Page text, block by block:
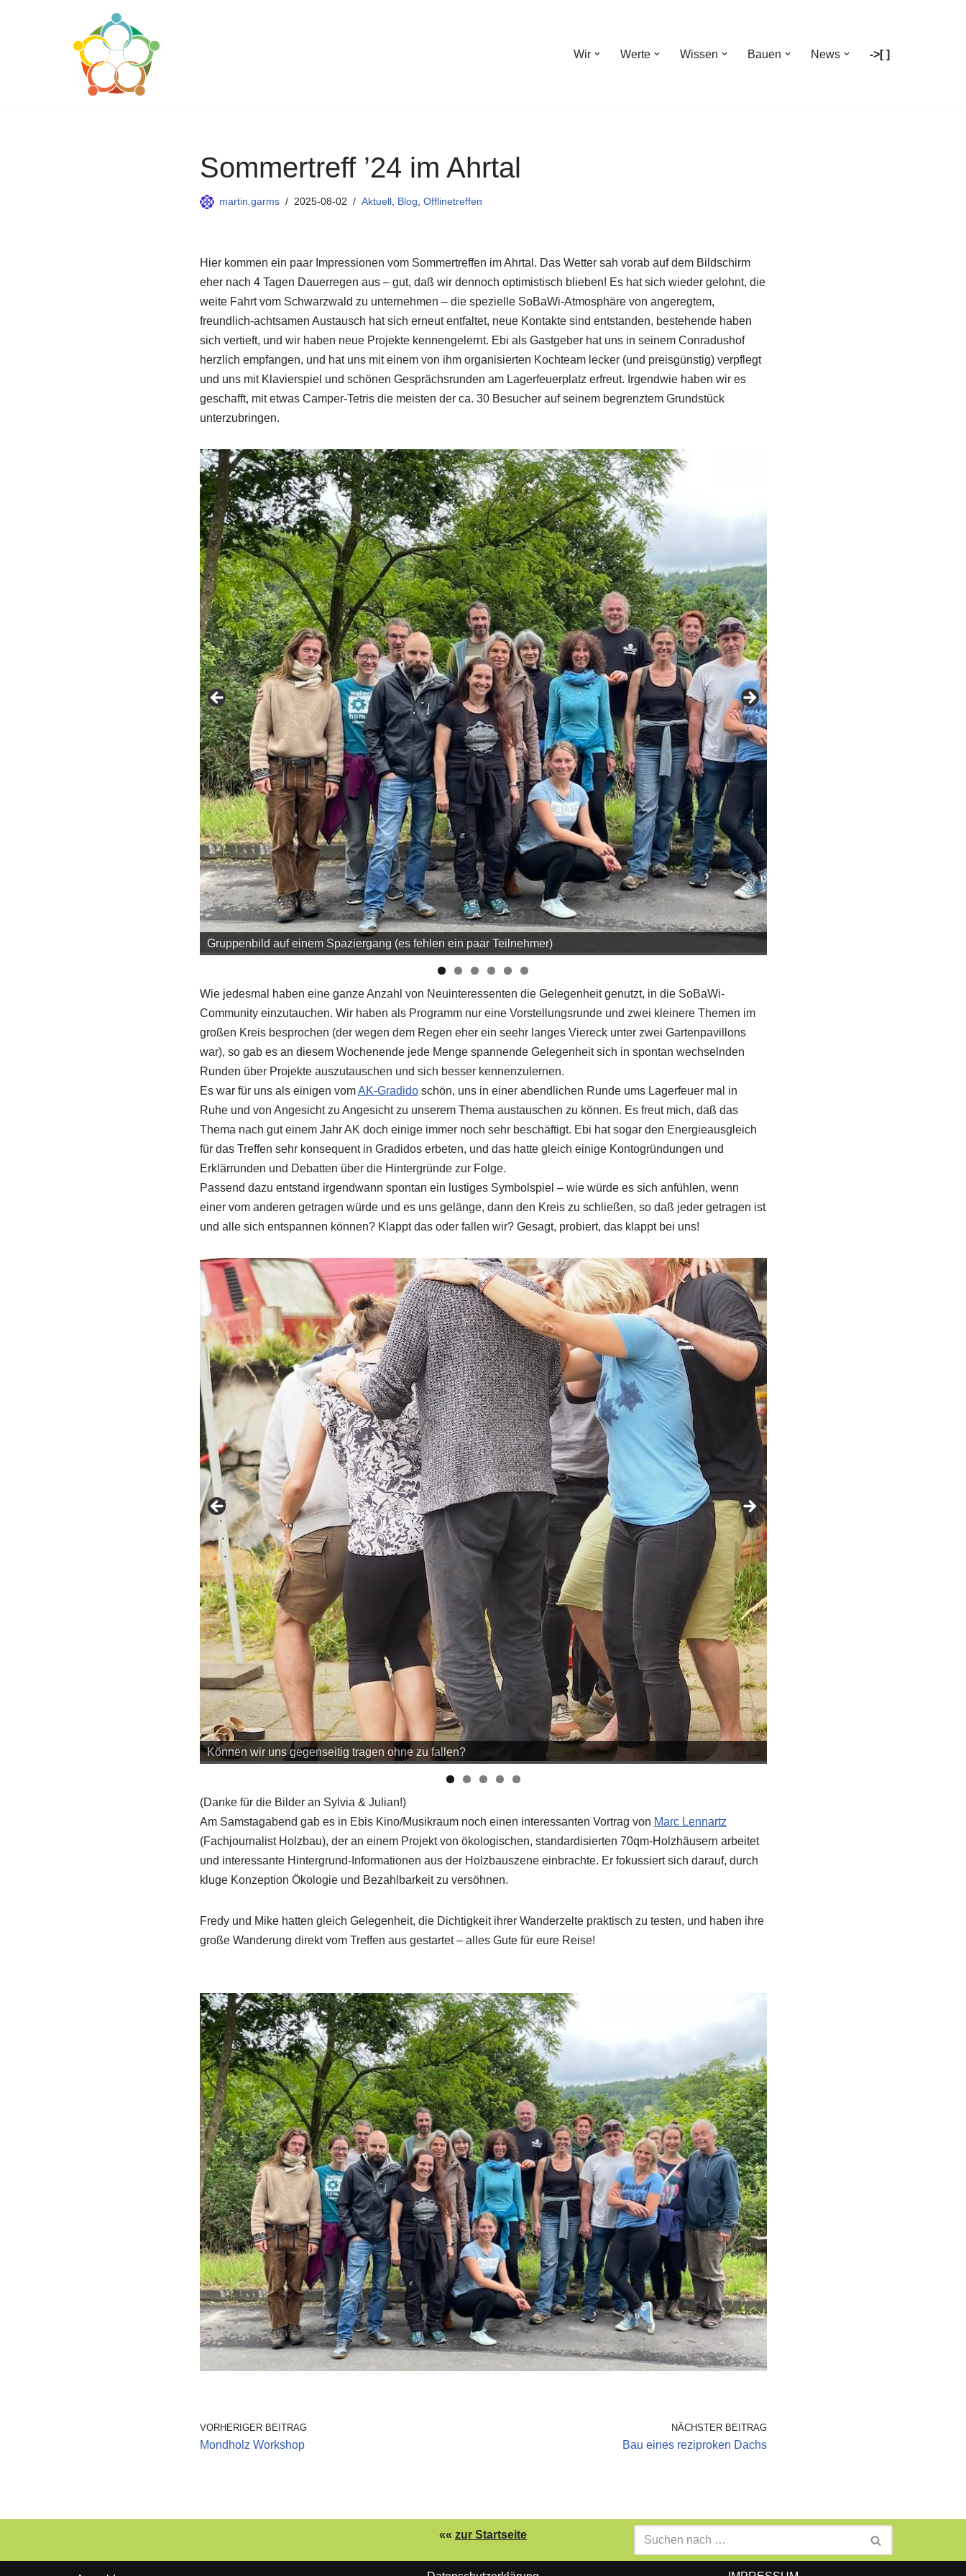
Wir Werte Wissen Bauen News ->[ ]
Sommertreff ’24 im Ahrtal
martin.garms 2025-08-02 Aktuell, Blog Offlinetreffen
Hier kommen ein paar Impressionen vom Sommertreffen im Ahrtal. Das Wetter sah vorab auf dem Bildschirm
eher nach 4 Tagen Dauerregen aus – gut, daß wir dennoch optimistisch blieben! Es hat sich wieder gelohnt, die
weite Fahrt vom Schwarzwald zu unternehmen – die spezielle SoBaWi-Atmosphäre von angeregtem,
freundlich-achtsamen Austausch hat sich erneut entfaltet, neue Kontakte sind entstanden, bestehende haben
sich vertieft, und wir haben neue Projekte kennengelernt. Ebi als Gastgeber hat uns in seinem Conradushof
herzlich empfangen, und hat uns mit einem von ihm organisierten Kochteam lecker (und preisgünstig) verpflegt
und uns mit Klavierspiel und schönen Gesprächsrunden am Lagerfeuerplatz erfreut. Irgendwie haben wir es
geschafft, mit etwas Camper-Tetris die meisten der ca. 30 Besucher auf seinem begrenztem Grundstück
unterzubringen.
Gruppenbild auf einem Spaziergang (es fehlen ein paar Teilnehmer)
Wie jedesmal haben eine ganze Anzahl von Neuinteressenten die Gelegenheit genutzt, in die SoBaWi-
Community einzutauchen. Wir haben als Programm nur eine Vorstellungsrunde und zwei kleinere Themen im
großen Kreis besprochen (der wegen dem Regen eher ein seehr langes Viereck unter zwei Gartenpavillons
war), so gab es an diesem Wochenende jede Menge spannende Gelegenheit sich in spontan wechselnden
Runden über Projekte auszutauschen und sich besser kennenzulernen.
Es war für uns als einigen vomAK-Gradidoschön, uns in einer abendlichen Runde ums Lagerfeuer mal in
Ruhe und von Angesicht zu Angesicht zu unserem Thema austauschen zu können. Es freut mich, daß das
Thema nach gut einem Jahr AK doch einige immer noch sehr beschäftigt. Ebi hat sogar den Energieausgleich
für das Treffen sehr konsequent in Gradidos erbeten, und das hatte gleich einige Kontogründungen und
Erklärrunden und Debatten über die Hintergründe zur Folge.
Passend dazu entstand irgendwann spontan ein lustiges Symbolspiel – wie würde es sich anfühlen, wenn
einer vom anderen getragen würde und es uns gelänge, dann den Kreis zu schließen, so daß jeder getragen ist
und alle sich entspannen können? Klappt das oder fallen wir? Gesagt, probiert, das klappt bei uns!
Können wir uns gegenseitig tragen ohne zu fallen?
(Danke für die Bilder an Sylvia & Julian!)
Am Samstagabend gab es in Ebis Kino/Musikraum noch einen interessanten Vortrag von Marc Lennartz
(Fachjournalist Holzbau), der an einem Projekt von ökologischen, standardisierten 70qm-Holzhäusern arbeitet
und interessante Hintergrund-Informationen aus der Holzbauszene einbrachte. Er fokussiert sich darauf, durch
kluge Konzeption Ökologie und Bezahlbarkeit zu versöhnen.
Fredy und Mike hatten gleich Gelegenheit, die Dichtigkeit ihrer Wanderzelte praktisch zu testen, und haben ihre
große Wanderung direkt vom Treffen aus gestartet – alles Gute für eure Reise!
VORHERIGER BEITRAG
Mondholz Workshop
NÄCHSTER BEITRAG
Bau eines reziproken Dachs
«« zur Startseite